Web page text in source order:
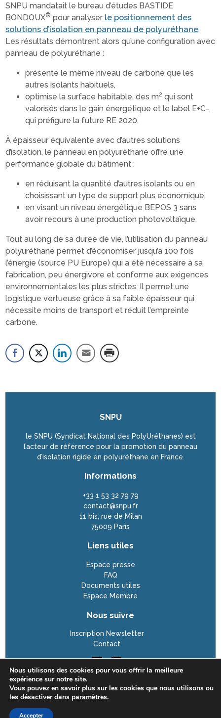
SNPU mandatait le bureau d’études BASTIDE
BONDOUX® pour analyser le positionnement des
solutions d’isolation en panneau de polyuréthane.
Les résultats démontrent alors qu’une configuration avec
panneau de polyuréthane :
présente le même niveau de carbone que les
autres isolants habituels,
optimise la surface habitable, des m2 qui sont
valorisés dans le gain énergétique et le label E+C-,
qui préfigure la future RE 2020.
À épaisseur équivalente avec d’autres solutions
d’isolation, le panneau en polyuréthane offre une
performance globale du bâtiment :
en réduisant la quantité d’autres isolants ou en
choisissant un type de support plus économique,
en visant un niveau énergétique BEPOS 3 sans
avoir recours à une production photovoltaïque.
Tout au long de sa durée de vie, l’utilisation du panneau
polyuréthane permet d’économiser jusqu’à 100 fois
l’énergie (source PU Europe) qui a été nécessaire à sa
fabrication, peu énergivore et conforme aux exigences
environnementales les plus strictes. Il permet une
logistique vertueuse grâce à sa faible épaisseur qui
nécessite moins de transport et réduit l’empreinte
carbone.
SNPU
le SNPU (Syndicat National des PolyUréthanes) est
l’acteur de référence pour la promotion du panneau
d’isolation rigide en polyuréthane en France.
Informations
+33 1 53 32 79 79
contact@snpu.fr
11 bis, rue de Milan
75009 Paris
Liens utiles
Espace presse
FAQ
Documents utiles
Espace Membre
Nous suivre
Inscription Newsletter
Contact
Plan du site —Mentions légales —
Nous utilisons des cookies pour vous offrir la meilleure
expérience sur notre site.
Vous pouvez en savoir plus sur les cookies que nous utilisons ou
les désactiver dans paramètres.
Accepter